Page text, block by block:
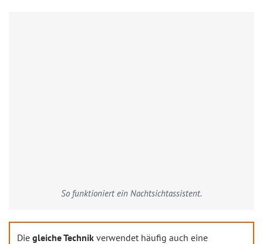
So funktioniert ein Nachtsichtassistent.
Die gleiche Technik verwendet häufig auch eine